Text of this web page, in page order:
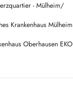
- Mülheim/
Krankenhaus Mülheim
Oberhausen EKO